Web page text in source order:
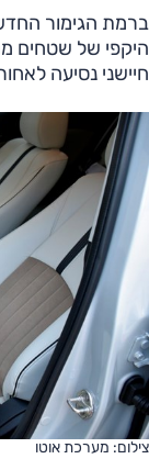
היקפי של שטחים
חיישני נסיעה
צילום: מערכת אוטו